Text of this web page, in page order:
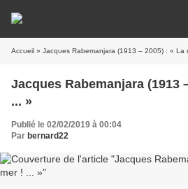
Accueil » Jacques Rabemanjara (1913 – 2005) : « La
Jacques Rabemanjara (1913
... »
Publié le 02/02/2019 à 00:04
Par bernard22